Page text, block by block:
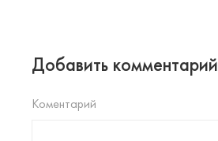
Добавить комментарий
Коментарий